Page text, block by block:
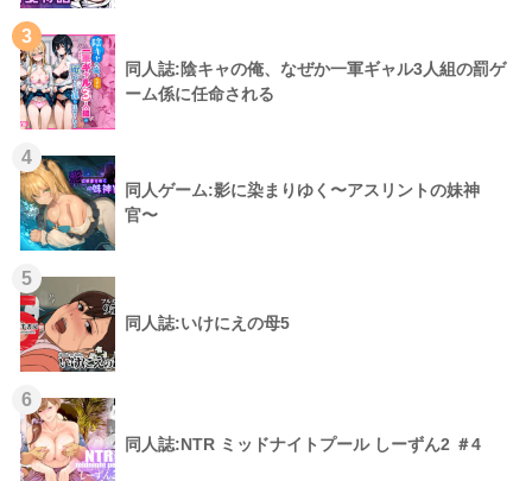
3
同人誌:陰キャの俺、なぜか一軍ギャル3人組の罰ゲ
ーム係に任命される
4
同人ゲーム:影に染まりゆく〜アスリントの妹神
官〜
5
同人誌:いけにえの母5
6
同人誌:NTR ミッドナイトプール しーずん2 ＃4